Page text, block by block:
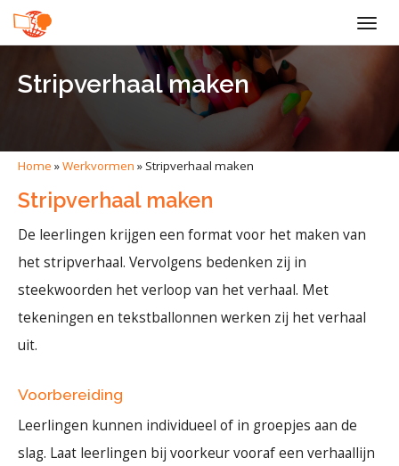
Stripverhaal maken
Home »Werkvormen » Stripverhaal maken
Stripverhaal maken
De leerlingen krijgen een format voor het maken van
het stripverhaal. Vervolgens bedenken zij in
steekwoorden het verloop van het verhaal. Met
tekeningen en tekstballonnen werken zij het verhaal
uit.
Voorbereiding
Leerlingen kunnen individueel of in groepjes aan de
slag. Laat leerlingen bij voorkeur vooraf een verhaallijn